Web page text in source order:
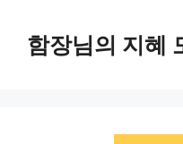
함장님의 지혜